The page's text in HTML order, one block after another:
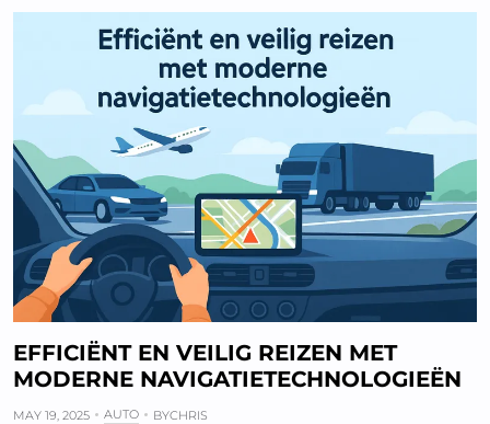
EFFICIËNT EN VEILIG REIZEN MET
MODERNE NAVIGATIETECHNOLOGIEËN
MAY 19, 2025 AUTO BYCHRIS